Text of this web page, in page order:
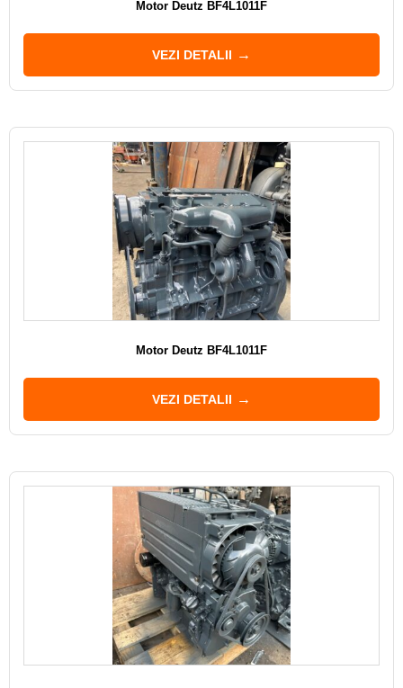
Motor Deutz BF4L1011F
VEZI DETALII
Motor Deutz BF4L1011F
VEZI DETALII